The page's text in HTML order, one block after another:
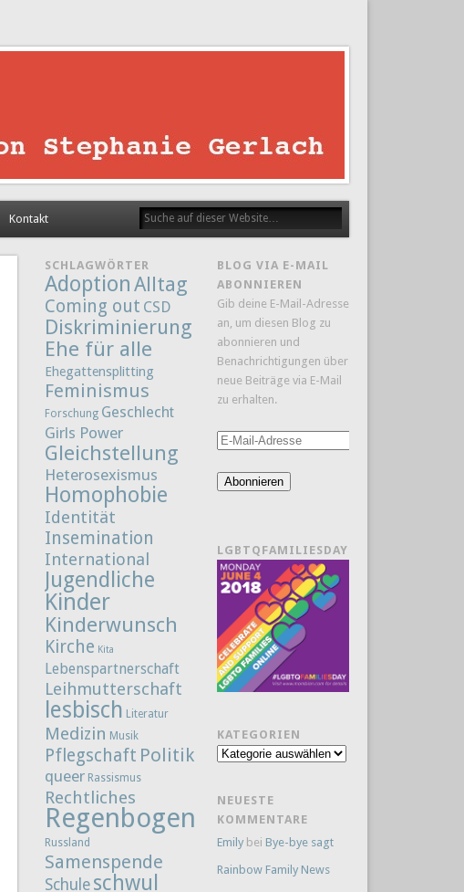
Kontakt
SCHLAGWÖRTER
AdoptionAlltag
Coming out CSD
Diskriminierung
Ehe für alle
Ehegattensplitting
Feminismus
Forschung Geschlecht
Girls Power
Gleichstellung
Heterosexismus
Homophobie
Identität
Insemination
International
Jugendliche
Kinder
Kinderwunsch
Kirche Kita
Lebenspartnerschaft
Leihmutterschaft
lesbisch Literatur
Medizin Musik
Pflegschaft Politik
queer Rassismus
Rechtliches
Regenbogenfamilie
Russland
Samenspende
Schule schwul
BLOG VIA E-MAIL
ABONNIEREN
Gib deine E-Mail-Adresse
an, um diesen Blog zu
abonnieren und
Benachrichtigungen über
neue Beiträge via E-Mail
zu erhalten.
E-
Adresse
Abonnieren
LGBTQFAMILIESDAY
KATEGORIEN
Kategorien
NEUESTE
KOMMENTARE
Emilybei Bye-bye sagt
Rainbow Family News